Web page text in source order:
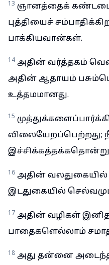
13 ஞானத்தைக்
புத்தியைச்
பாக்கியவான்கள்.
14 அதின் வர்த்தகம்
அதின் ஆதாயம்
உத்தமமானது.
15
விலையேறப்பெற்றது;
16 அதின் வலதுகையில்
இடதுகையில்
17 அதின் வழிகள்
பாதைகளெல்லாம்
18 அது தன்னை